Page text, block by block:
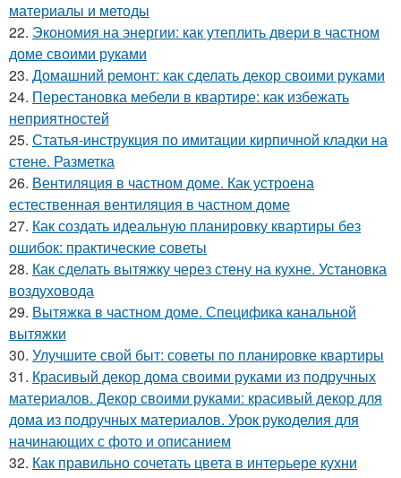
материалы и методы
22. Экономия на энергии: как утеплить двери в частном
доме своими руками
23. Домашний ремонт: как сделать декор своими руками
24. Перестановка мебели в квартире: как избежать
неприятностей
25. Статья-инструкция по имитации кирпичной кладки на
стене. Разметка
26. Вентиляция в частном доме. Как устроена
естественная вентиляция в частном доме
27. Как создать идеальную планировку квартиры без
ошибок: практические советы
28. Как сделать вытяжку через стену на кухне. Установка
воздуховода
29. Вытяжка в частном доме. Специфика канальной
вытяжки
30. Улучшите свой быт: советы по планировке квартиры
31. Красивый декор дома своими руками из подручных
материалов. Декор своими руками: красивый декор для
дома из подручных материалов. Урок рукоделия для
начинающих с фото и описанием
32. Как правильно сочетать цвета в интерьере кухни